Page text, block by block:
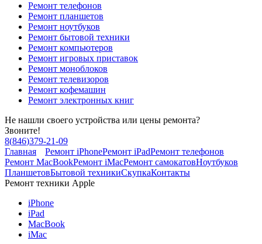
Ремонт телефонов
Ремонт планшетов
Ремонт ноутбуков
Ремонт бытовой техники
Ремонт компьютеров
Ремонт игровых приставок
Ремонт моноблоков
Ремонт телевизоров
Ремонт кофемашин
Ремонт электронных книг
Не нашли своего устройства или цены ремонта?
Звоните!
8(846)379-21-09
Главная
Ремонт iPhoneРемонт iPadРемонт телефонов
Ремонт MacBookРемонт iMacРемонт самокатовНоутбуков
ПланшетовБытовой техникиСкупкаКонтакты
Ремонт техники Apple
iPhone
iPad
MacBook
iMac